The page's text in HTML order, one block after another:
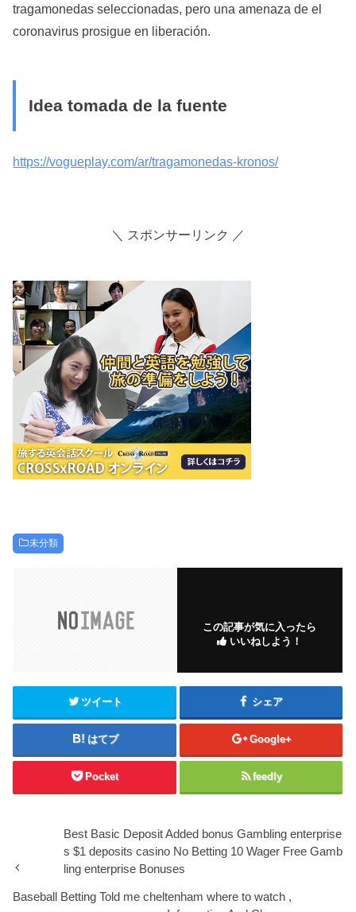
tragamonedas seleccionadas, pero una amenaza de el
coronavirus prosigue en liberación.
Idea tomada de la fuente
https://vogueplay.com/ar/tragamonedas-kronos/
＼ スポンサーリンク ／
未分類
この記事が気に入ったら
いいねしよう！
ツイート シェア
はてブ Google+
Pocket feedly
Best Basic Deposit Added bonus Gambling enterprise
s $1 deposits casino No Betting 10 Wager Free Gamb
ling enterprise Bonuses
Baseball Betting Told me cheltenham where to watch ,